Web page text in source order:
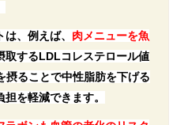
、例えば、 肉メニューを魚
取するLDLコレステロール値
摂ることで中性脂肪を下げる
を軽減できます。